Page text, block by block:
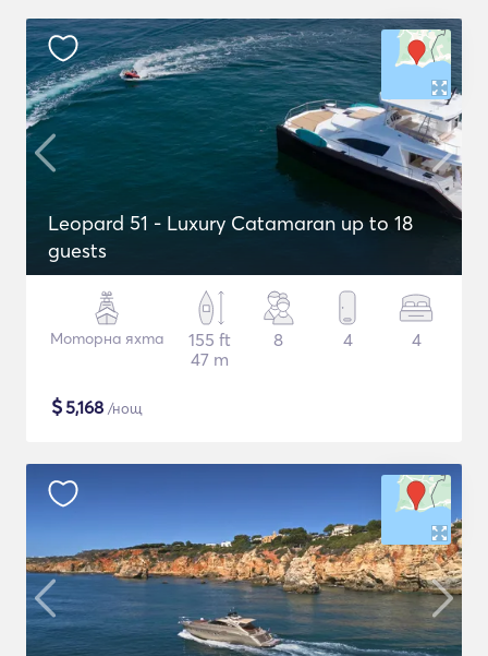
Leopard 51 - Luxury Catamaran up to 18
guests
Моторна яхта
155 ft
47 m
8 4 4
$5,168 /нощ